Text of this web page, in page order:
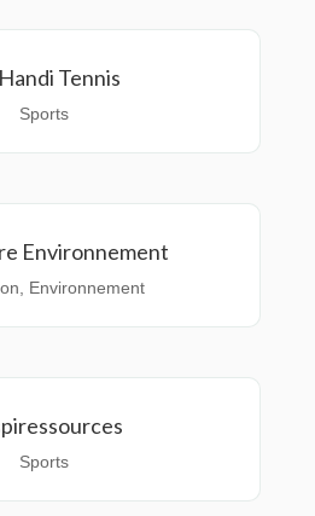
Tennis
Sports
Environnement
Environnement
Sports